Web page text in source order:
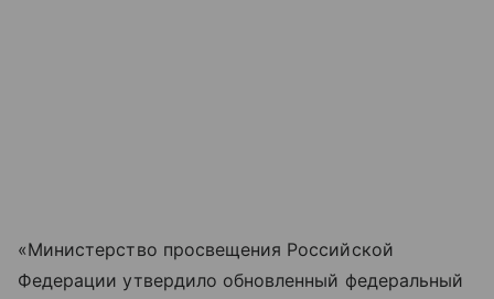
«Министерство просвещения Российской
Федерации утвердило обновленный федеральный